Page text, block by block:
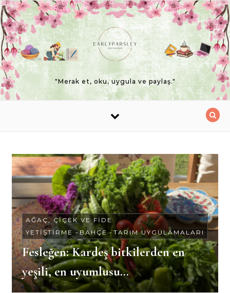
Skip to content
"Merak et, oku, uygula ve paylaş."
AĞAÇ, ÇIÇEK VE FIDE
YETIŞTIRME -BAHÇE- TARIM UYGULAMALARI
Fesleğen: Kardeş bitkilerden en
yeşili, en uyumlusu…